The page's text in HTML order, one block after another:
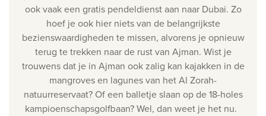
ook vaak een gratis pendeldienst aan naar Dubai. Zo
hoef je ook hier niets van de belangrijkste
bezienswaardigheden te missen, alvorens je opnieuw
terug te trekken naar de rust van Ajman. Wist je
trouwens dat je in Ajman ook zalig kan kajakken in de
mangroves en lagunes van het Al Zorah-
natuurreservaat? Of een balletje slaan op de 18-holes
kampioenschapsgolfbaan? Wel, dan weet je het nu.